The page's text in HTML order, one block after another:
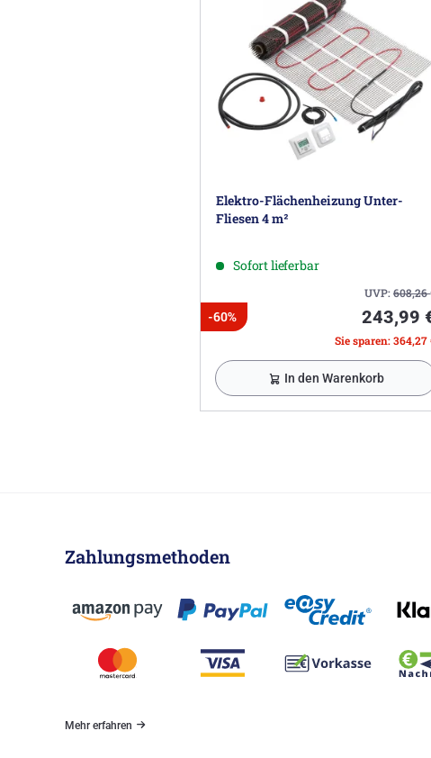
Elektro-Flächenheizung Unter-
Fliesen 4 m²
Sofort lieferbar
UVP:608,26
-60% 243,99
Sie sparen: 364,27
In den Warenkorb
Zahlungsmethoden
Mehr erfahren